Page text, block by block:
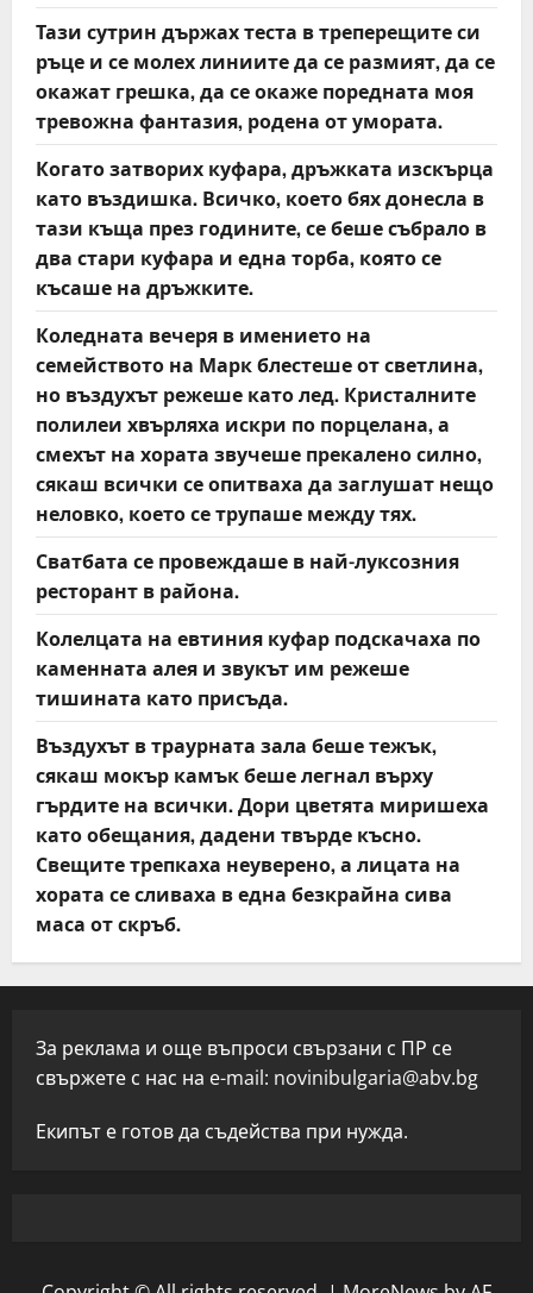
Тази сутрин държах теста в треперещите си
ръце и се молех линиите да се размият, да се
окажат грешка, да се окаже поредната моя
тревожна фантазия, родена от умората.
Когато затворих куфара, дръжката изскърца
като въздишка. Всичко, което бях донесла в
тази къща през годините, се беше събрало в
два стари куфара и една торба, която се
късаше на дръжките.
Коледната вечеря в имението на
семейството на Марк блестеше от светлина,
но въздухът режеше като лед. Кристалните
полилеи хвърляха искри по порцелана, а
смехът на хората звучеше прекалено силно,
сякаш всички се опитваха да заглушат нещо
неловко, което се трупаше между тях.
Сватбата се провеждаше в най-луксозния
ресторант в района.
Колелцата на евтиния куфар подскачаха по
каменната алея и звукът им режеше
тишината като присъда.
Въздухът в траурната зала беше тежък,
сякаш мокър камък беше легнал върху
гърдите на всички. Дори цветята миришеха
като обещания, дадени твърде късно.
Свещите трепкаха неуверено, а лицата на
хората се сливаха в една безкрайна сива
маса от скръб.
За реклама и още въпроси свързани с ПР се
свържете с нас на e-mail: novinibulgaria@abv.bg
Екипът е готов да съдейства при нужда.